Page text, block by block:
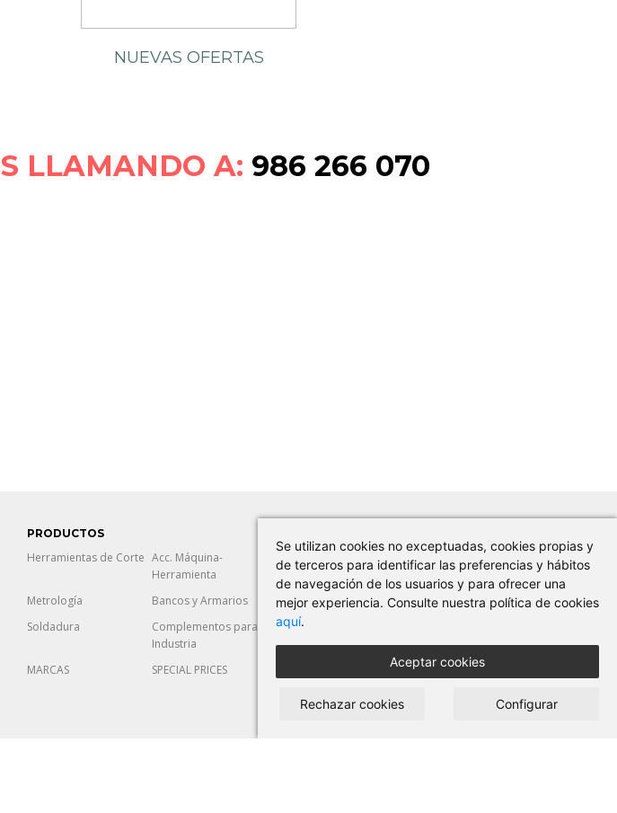
Se utilizan cookies no exceptuadas, cookies propias y
de terceros para identificar las preferencias y hábitos
de navegación de los usuarios y para ofrecer una
mejor experiencia. Consulte nuestra política de cookies
aquí.
Aceptar cookies
Rechazar cookies Configurar
NUEVAS OFERTAS
LLAMANDO A: 986 266 070
PRODUCTOS
Herramientas de Corte Acc. Máquina-
Herramienta
Abrasión Herramientas Manuales
Metrología Bancos y Armarios Máquina-Herramienta
Corte y Deformación
Soldadura
Complementos para
Industria
Seguridad Laboral
MARCAS SPECIAL PRICES